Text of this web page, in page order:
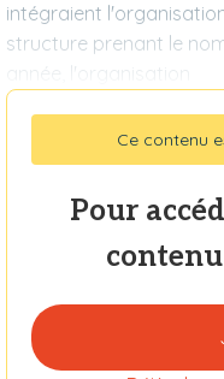
intégraient
structure prenant le
année, l'organisation
Ce contenu
Pour